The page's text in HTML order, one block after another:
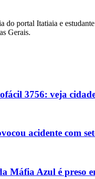
do portal Itatiaia e
Gerais.
3756: veja
acidente com
Máfia Azul é preso